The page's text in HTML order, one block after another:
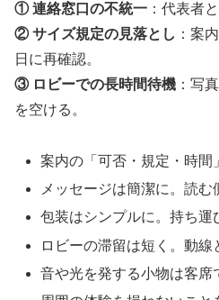
① 連絡窓口の不統一 ：代表者
② サイズ規定の見落とし ：案
日に再確認。
③ ロビーでの長時間待機 ：写
を空ける。
案内の「可否・規定・時間
メッセージは簡潔に。読む
包装はシンプルに。持ち運
ロビーの滞留は短く。動線
音や光を発する小物は客席